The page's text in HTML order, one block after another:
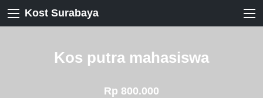
Kost Surabaya
Kos putra mahasiswa
Rp 800.000